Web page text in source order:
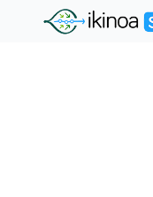
"Ikinoa Sport"